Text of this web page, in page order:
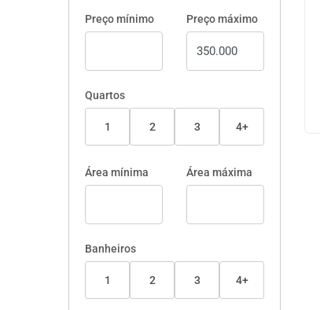
Preço mínimo Preço máximo
Quartos
1 2 3 4+
Área mínima Área máxima
Banheiros
1 2 3 4+